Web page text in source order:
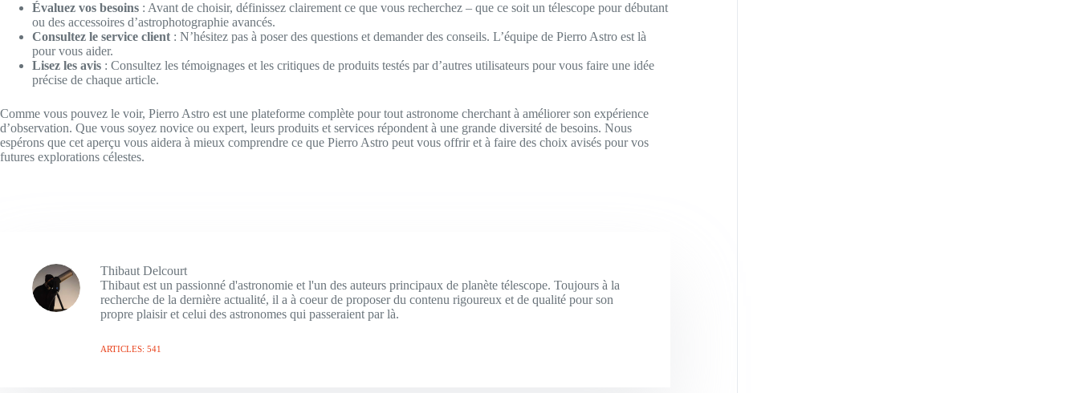
Évaluez vos besoins : Avant de choisir, définissez clairement ce que vous recherchez – que ce soit un télescope pour débutant
ou des accessoires d’astrophotographie avancés.
Consultez le service client : N’hésitez pas à poser des questions et demander des conseils. L’équipe de Pierro Astro est là
pour vous aider.
Lisez les avis : Consultez les témoignages et les critiques de produits testés par d’autres utilisateurs pour vous faire une idée
précise de chaque article.
Comme vous pouvez le voir, Pierro Astro est une plateforme complète pour tout astronome cherchant à améliorer son expérience
d’observation. Que vous soyez novice ou expert, leurs produits et services répondent à une grande diversité de besoins. Nous
espérons que cet aperçu vous aidera à mieux comprendre ce que Pierro Astro peut vous offrir et à faire des choix avisés pour vos
futures explorations célestes.
Thibaut Delcourt
Thibaut est un passionné d'astronomie et l'un des auteurs principaux de planète télescope. Toujours à la
recherche de la dernière actualité, il a à coeur de proposer du contenu rigoureux et de qualité pour son
propre plaisir et celui des astronomes qui passeraient par là.
ARTICLES: 541